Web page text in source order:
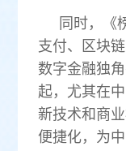
同时，《
支付、区块
数字金融独
起，尤其在
新技术和商
便捷化，为